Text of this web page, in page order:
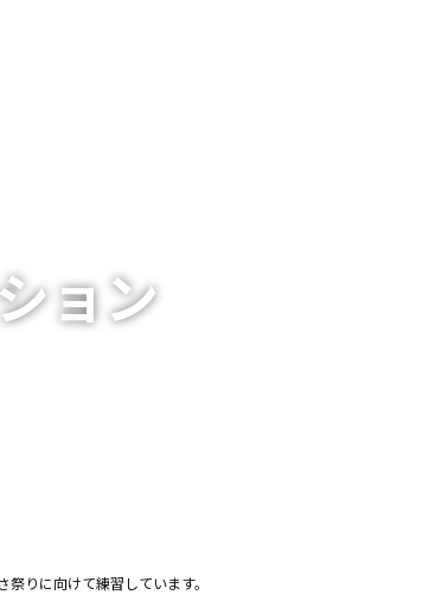
ョン
祭りに向けて練習しています。